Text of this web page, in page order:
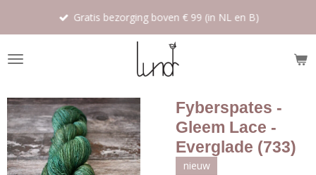
de
Gratis bezorging boven € 99 (in NL en B)
Fyberspates -
Gleem Lace -
Everglade (733)
nieuw